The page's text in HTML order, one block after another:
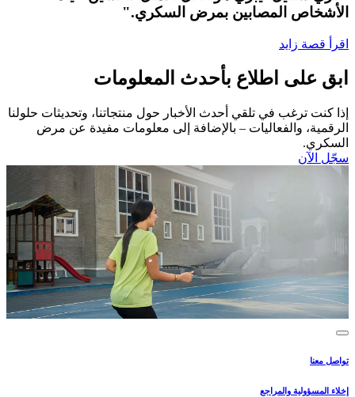
الأشخاص المصابين بمرض السكري."
اقرأ قصة زايد
ابق على اطلاع بأحدث المعلومات
إذا كنت ترغب في تلقي أحدث الأخبار حول منتجاتنا، وتحديثات حلولنا
الرقمية، والفعاليات – بالإضافة إلى معلومات مفيدة عن مرض
السكري.​
سجّل الآن​
تواصل معنا
إخلاء المسؤولية والمراجع